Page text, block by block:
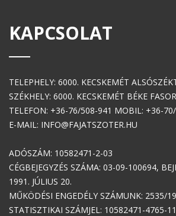
KAPCSOLAT
TELEPHELY: 6000. KECSKEMÉT
SZÉKHELY: 6000. KECSKEMÉT BÉKE
TELEFON: +36-76/508-941 MOBIL: +36-
E-MAIL: INFO@FAJATSZOTER.HU
ADÓSZÁM: 10582471-2-03
CÉGBEJEGYZÉS SZÁMA: 03-09-100694,
1991. JÚLIUS 20.
MŰKÖDÉSI ENGEDÉLY SZÁMUNK: 2535/
STATISZTIKAI SZÁMJEL: 10582471-4765-